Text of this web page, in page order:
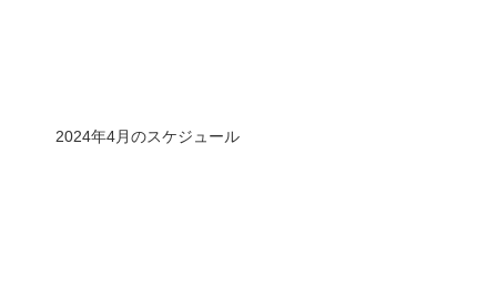
2024年4月のスケジュール